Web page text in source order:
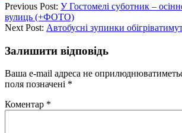
Previous Post: У Гостомелі суботник –
вулиць (+ФОТО)
Next Post: Автобусні зупинки
Залишити відповідь
Ваша e-mail адреса не
поля позначені *
Коментар *